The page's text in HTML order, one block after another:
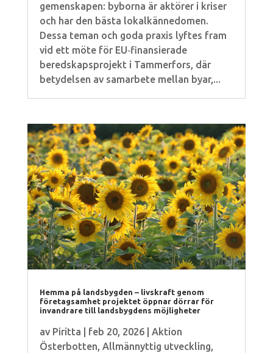
gemenskapen: byborna är aktörer i kriser
och har den bästa lokalkännedomen.
Dessa teman och goda praxis lyftes fram
vid ett möte för EU‑finansierade
beredskapsprojekt i Tammerfors, där
betydelsen av samarbete mellan byar,...
Hemma på landsbygden – livskraft genom
företagsamhet projektet öppnar dörrar för
invandrare till landsbygdens möjligheter
av Piritta feb 20, 2026| Aktion
Österbotten, Allmännyttig utveckling,